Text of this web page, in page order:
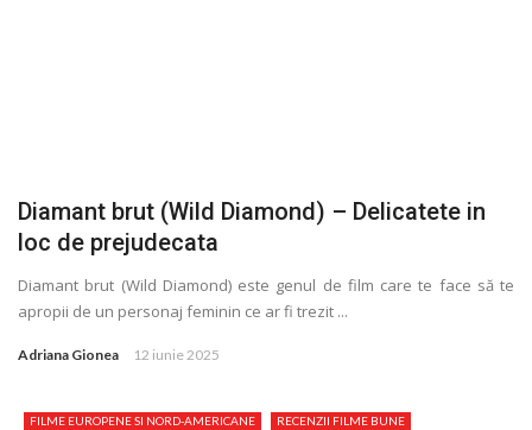
Diamant brut (Wild Diamond) – Delicatete in
loc de prejudecata
Diamant brut (Wild Diamond) este genul de film care te face să te
apropii de un personaj feminin ce ar fi trezit ...
Adriana Gionea 12 iunie 2025
FILME EUROPENE SI NORD-AMERICANE RECENZII FILME BUNE